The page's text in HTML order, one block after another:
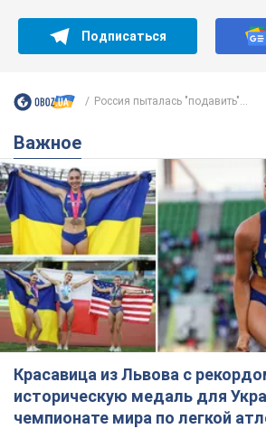
Подписаться
Россия пыталась "подавить"...
Важное
Красавица из Львова с
историческую медаль для
чемпионате мира по легкой